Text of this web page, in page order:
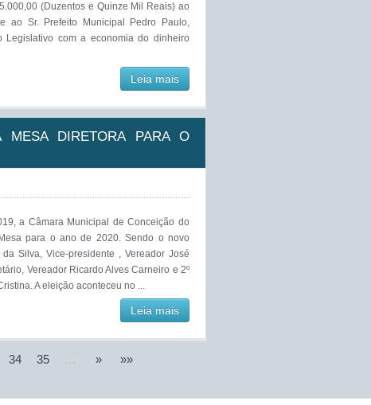
(Duzentos e Quinze Mil Reais) ao
ao Sr. Prefeito Municipal Pedro Paulo,
Legislativo com a economia do dinheiro
Leia mais
MESA DIRETORA PARA O
a Câmara Municipal de Conceição do
para o ano de 2020. Sendo o novo
Silva, Vice-presidente , Vereador José
Vereador Ricardo Alves Carneiro e 2º
A eleição aconteceu no ...
Leia mais
34 35 … » »»